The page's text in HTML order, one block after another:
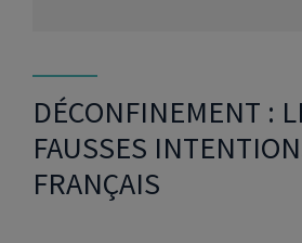
DÉCONFINEMENT :
FAUSSES
FRANÇAIS